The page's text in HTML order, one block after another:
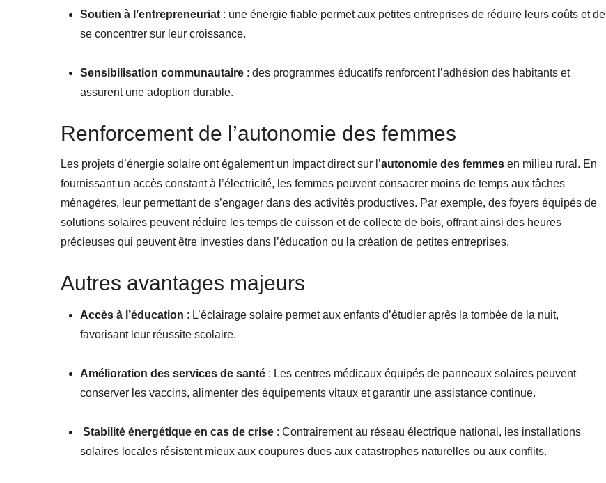
Soutien à l’entrepreneuriat : une énergie fiable permet aux petites entreprises de réduire leurs coûts et de
se concentrer sur leur croissance.
Sensibilisation communautaire : des programmes éducatifs renforcent l’adhésion des habitants et
assurent une adoption durable.
Renforcement de l’autonomie des femmes
Les projets d’énergie solaire ont également un impact direct sur l’autonomie des femmes en milieu rural. En
fournissant un accès constant à l’électricité, les femmes peuvent consacrer moins de temps aux tâches
ménagères, leur permettant de s’engager dans des activités productives. Par exemple, des foyers équipés de
solutions solaires peuvent réduire les temps de cuisson et de collecte de bois, offrant ainsi des heures
précieuses qui peuvent être investies dans l’éducation ou la création de petites entreprises.
Autres avantages majeurs
Accès à l’éducation : L’éclairage solaire permet aux enfants d’étudier après la tombée de la nuit,
favorisant leur réussite scolaire.
Amélioration des services de santé : Les centres médicaux équipés de panneaux solaires peuvent
conserver les vaccins, alimenter des équipements vitaux et garantir une assistance continue.
Stabilité énergétique en cas de crise : Contrairement au réseau électrique national, les installations
solaires locales résistent mieux aux coupures dues aux catastrophes naturelles ou aux conflits.